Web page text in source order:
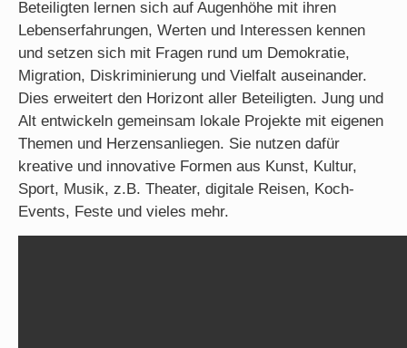
Beteiligten lernen sich auf Augenhöhe mit ihren
Lebenserfahrungen, Werten und Interessen kennen
und setzen sich mit Fragen rund um Demokratie,
Migration, Diskriminierung und Vielfalt auseinander.
Dies erweitert den Horizont aller Beteiligten. Jung und
Alt entwickeln gemeinsam lokale Projekte mit eigenen
Themen und Herzensanliegen. Sie nutzen dafür
kreative und innovative Formen aus Kunst, Kultur,
Sport, Musik, z.B. Theater, digitale Reisen, Koch-
Events, Feste und vieles mehr.